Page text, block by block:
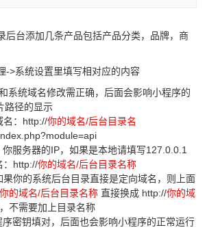
后台添加几条产品包括产品分类，品牌，商
->系统设置里填写相对应的内容
系统域名修改需正确，后面会影响小程序的
路径的显示
名：http://你的域名/后台目录名
你服务器的IP，如果是本地请填写127.0.0.1
：http://你的域名/后台目录名称
果你的系统后台目录直接是定向域名，则上面
你的域名/后台目录名称 直接换成 http://你的域
不需要加上目录名称
密钥填对，后面也会影响小程序的正常运行